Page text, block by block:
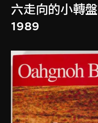
六走向的小轉盤
1989